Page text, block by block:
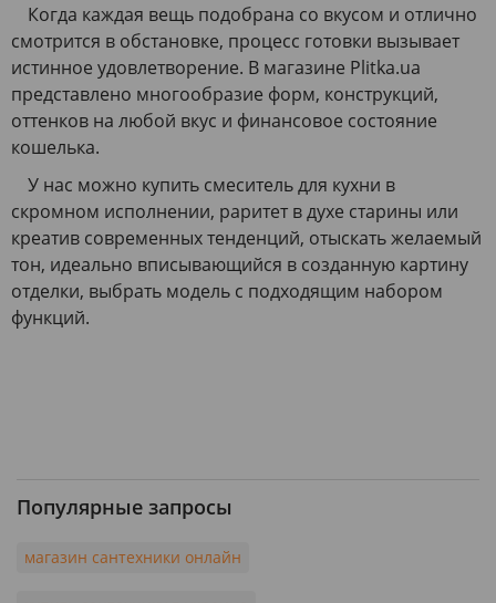
Когда каждая вещь подобрана со вкусом и отлично
смотрится в обстановке, процесс готовки вызывает
истинное удовлетворение. В магазине Plitka.ua
представлено многообразие форм, конструкций,
оттенков на любой вкус и финансовое состояние
кошелька.
У нас можно купить смеситель для кухни в
скромном исполнении, раритет в духе старины или
креатив современных тенденций, отыскать желаемый
тон, идеально вписывающийся в созданную картину
отделки, выбрать модель с подходящим набором
функций.
Популярные запросы
магазин сантехники онлайн